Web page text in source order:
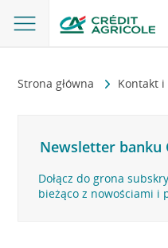
Strona główna Kontakt i
Newsletter banku
Dołącz do grona
bieżąco z nowościami i